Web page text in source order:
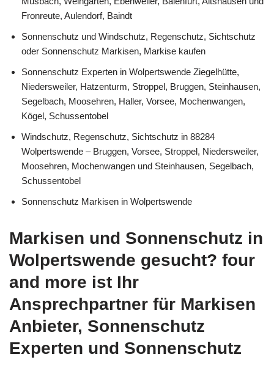
Fronreute, Aulendorf, Baindt
Sonnenschutz und Windschutz, Regenschutz, Sichtschutz
oder Sonnenschutz Markisen, Markise kaufen
Sonnenschutz Experten in Wolpertswende Ziegelhütte,
Niedersweiler, Hatzenturm, Stroppel, Bruggen, Steinhausen,
Segelbach, Moosehren, Haller, Vorsee, Mochenwangen,
Kögel, Schussentobel
Windschutz, Regenschutz, Sichtschutz in 88284
Wolpertswende – Bruggen, Vorsee, Stroppel, Niedersweiler,
Moosehren, Mochenwangen und Steinhausen, Segelbach,
Schussentobel
Sonnenschutz Markisen in Wolpertswende
Markisen und Sonnenschutz in
Wolpertswende gesucht? four
and more ist Ihr
Ansprechpartner für Markisen
Anbieter, Sonnenschutz
Experten und Sonnenschutz